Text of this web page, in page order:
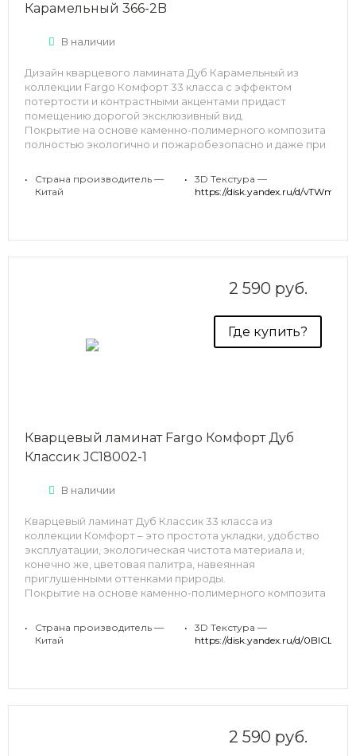
Карамельный 366-2B
В наличии
Дизайн кварцевого ламината Дуб Карамельный из
коллекции Fargo Комфорт 33 класса с эффектом
потертости и контрастными акцентами придаст
помещению дорогой эксклюзивный вид.
Покрытие на основе каменно-полимерного композита
полностью экологично и пожаробезопасно и даже при
•
Страна производитель —
Китай
•
3D Текстура —
https://disk.yandex.ru/d/
2 590 руб.
Где купить?
Кварцевый ламинат Fargo Комфорт Дуб
Классик JC18002-1
В наличии
Кварцевый ламинат Дуб Классик 33 класса из
коллекции Комфорт – это простота укладки, удобство
эксплуатации, экологическая чистота материала и,
конечно же, цветовая палитра, навеянная
приглушенными оттенками природы.
Покрытие на основе каменно-полимерного композита
как в спальне, так и на кухне или в ванной.
•
Страна производитель —
Китай
•
3D Текстура —
https://disk.yandex.ru/d/
2 590 руб.